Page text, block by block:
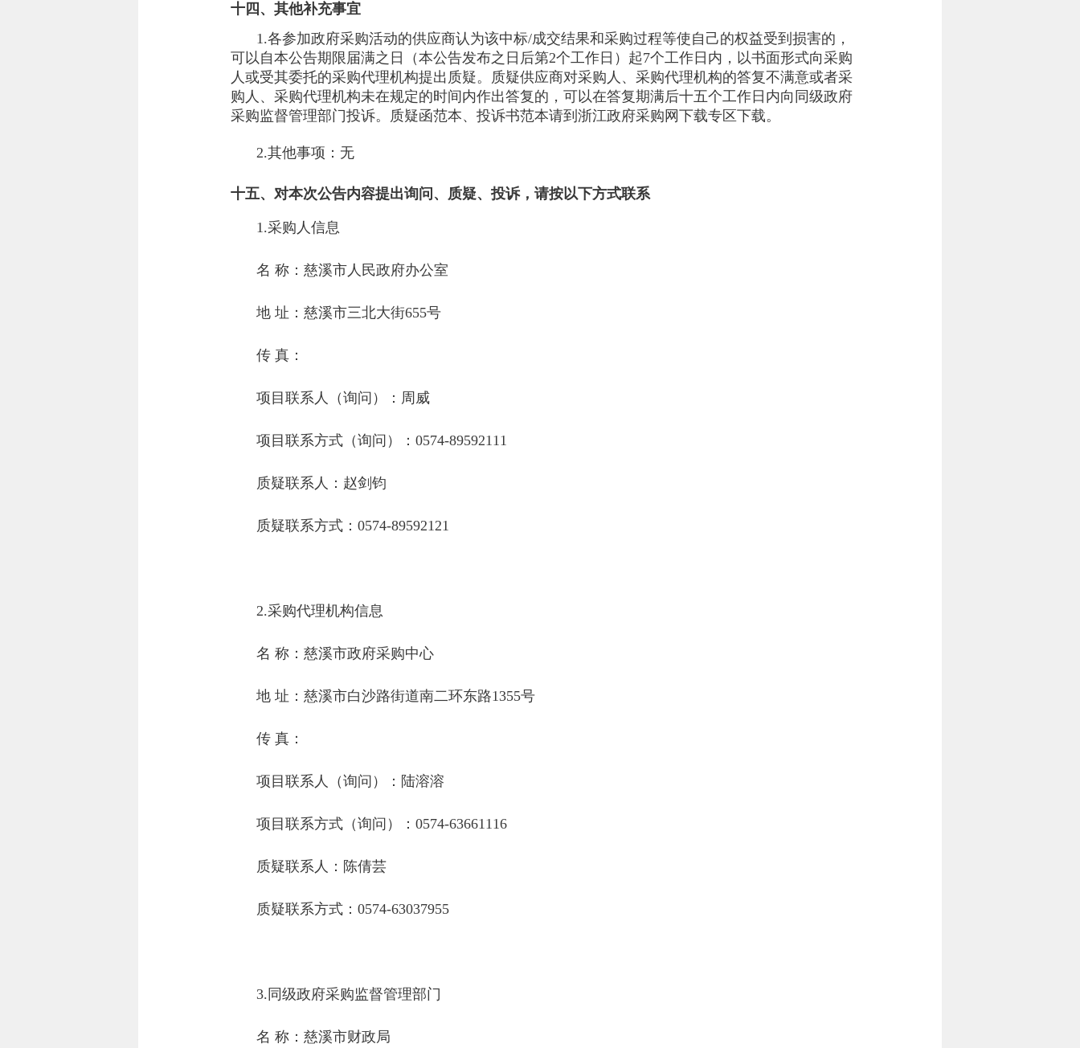
十四、其他补充事宜
1.各参加政府采购活动的供应商认为该中标/成交结果和采购过程等使自己的权益受到损害的，
可以自本公告期限届满之日（本公告发布之日后第2个工作日）起7个工作日内，以书面形式向采购
人或受其委托的采购代理机构提出质疑。质疑供应商对采购人、采购代理机构的答复不满意或者采
购人、采购代理机构未在规定的时间内作出答复的，可以在答复期满后十五个工作日内向同级政府
采购监督管理部门投诉。质疑函范本、投诉书范本请到浙江政府采购网下载专区下载。
2.其他事项： 无
十五、对本次公告内容提出询问、质疑、投诉，请按以下方式联系
1.采购人信息
名 称： 慈溪市人民政府办公室
地 址： 慈溪市三北大街655号
传 真：
项目联系人（询问）： 周威
项目联系方式（询问）： 0574-89592111
质疑联系人： 赵剑钧
质疑联系方式： 0574-89592121
2.采购代理机构信息
名 称： 慈溪市政府采购中心
地 址： 慈溪市白沙路街道南二环东路1355号
传 真：
项目联系人（询问）： 陆溶溶
项目联系方式（询问）： 0574-63661116
质疑联系人： 陈倩芸
质疑联系方式： 0574-63037955
3.同级政府采购监督管理部门
名 称： 慈溪市财政局